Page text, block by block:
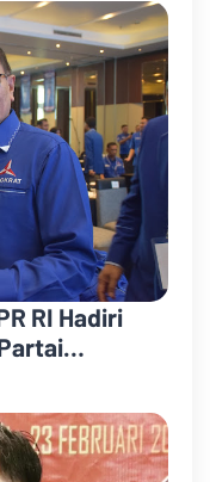
RI Hadiri